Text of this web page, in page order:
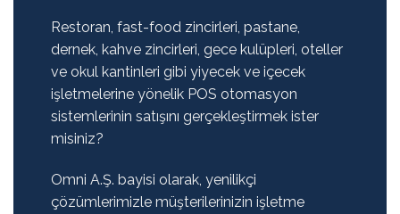
Restoran, fast-food zincirleri, pastane,
dernek, kahve zincirleri, gece kulüpleri, oteller
ve okul kantinleri gibi yiyecek ve içecek
işletmelerine yönelik POS otomasyon
sistemlerinin satışını gerçekleştirmek ister
misiniz?
Omni A.Ş. bayisi olarak, yenilikçi
çözümlerimizle müşterilerinizin işletme